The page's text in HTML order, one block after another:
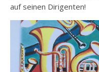
auf seinen Dirigenten!